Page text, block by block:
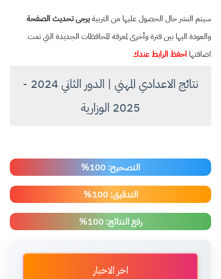
سيتم النشر حال الحصول عليها من التربيةيرجى تحديث الصفحة
والعودة اليها بين فترة وأخرى لمعرفة المحافظات الجديدة التي تمت
اضافتها احفظ الرابط عندك
نتائج الاعدادي المهني | الدور الثاني 2024 -
2025 الوزارية
التصحيح: 100%
التدقيق: 100%
رفع النتائج: 100%
اخر الاخبار